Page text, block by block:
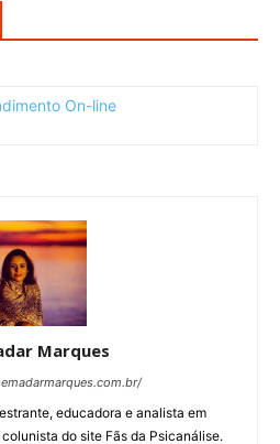
Marques
educadora e analista em
do site Fãs da Psicanálise.